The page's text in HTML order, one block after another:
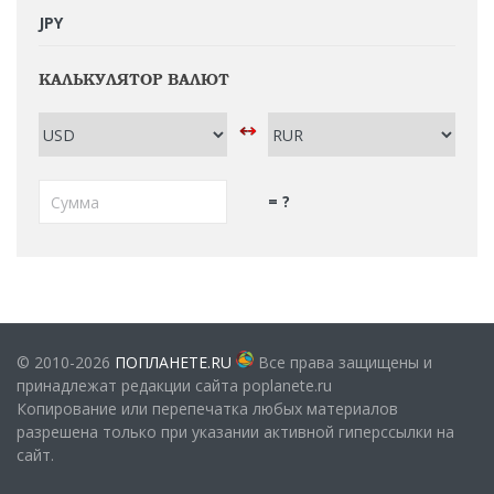
JPY
КАЛЬКУЛЯТОР ВАЛЮТ
= ?
© 2010-2026 ПОПЛАНЕТЕ.RU
Все права защищены и
принадлежат редакции сайта poplanete.ru
Копирование или перепечатка любых материалов
разрешена только при указании активной гиперссылки на
сайт.